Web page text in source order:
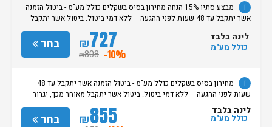
i
מבצע סתיו 15% הנחה מחירון בסיס בשקלים כולל מע"מ - ביטול הזמנה
אשר יתקבל עד 48 שעות לפני ההגעה – ללא דמי ביטול. ביטול אשר יתקבל
מאוחר מכך, יגרור חיוב בסך 50% מעלות ההזמנה. אי הגעה ללא כל הודעה
מוקדמת תגרור חיוב בסך 100% מעלות ההזמנה. מדיניות קבלת/עזיבת חדרים:
שעת קבלת החדרים הינה החל מהשעה 15:00. בימי שבת / חג: קבלת חדרים
החל מצאת השבת/החג. שעת עזיבת חדרים בכל ימות השבוע עד השעה 11:00.
בחר ₪727
₪808 -10%
לינה בלבד
כולל מע"מ
i
מחירון בסיס בשקלים כולל מע"מ - ביטול הזמנה אשר יתקבל עד 48
שעות לפני ההגעה – ללא דמי ביטול. ביטול אשר יתקבל מאוחר מכך, יגרור
חיוב בסך 50% מעלות ההזמנה. אי הגעה ללא כל הודעה מוקדמת תגרור חיוב
בסך 100% מעלות ההזמנה. מדיניות קבלת/עזיבת חדרים: שעת קבלת החדרים
בחר ₪855 לינה בלבד
כולל מע"מ